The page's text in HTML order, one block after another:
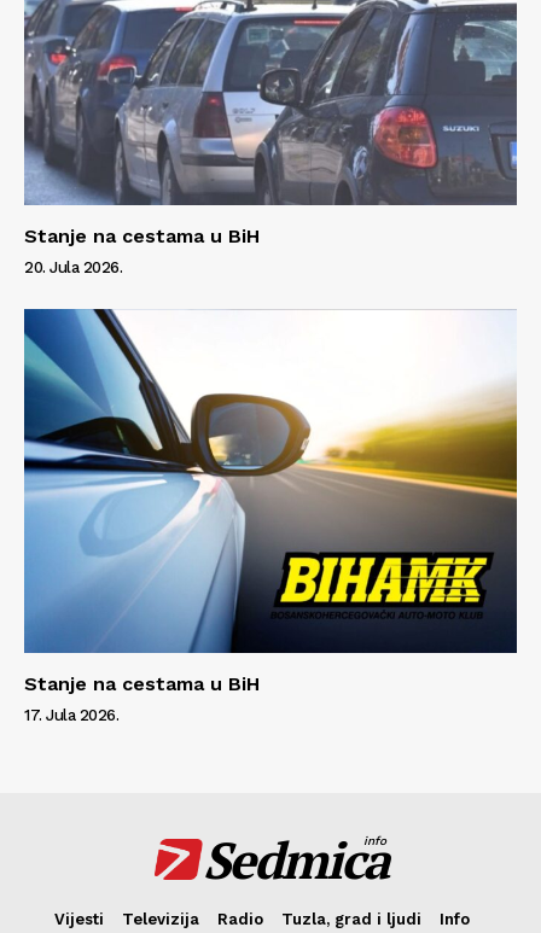
Stanje na cestama u BiH
20. Jula 2026.
Stanje na cestama u BiH
17. Jula 2026.
Sedmica
info
Vijesti Televizija Radio Tuzla, grad i ljudi
Info